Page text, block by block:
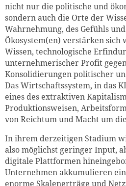
nicht nur die politische und
sondern auch die Orte der
Wahrnehmung, des Gefühls
Ökosystem(en) verstärken sich
Wissen, technologische
unternehmerischer Profit
Konsolidierungen politischer
Das Wirtschaftssystem, in das
eines des extraktiven
Produktionsweisen,
von Reichtum und Macht um
In ihrem derzeitigen Stadium
also möglichst geringer Input,
digitale Plattformen
Unternehmen akkumulieren
enorme Skalenerträge und